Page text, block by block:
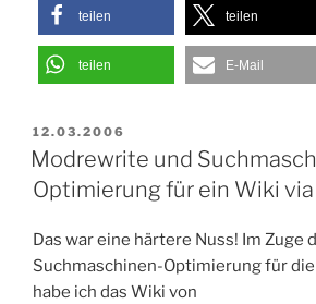
teilen teilen
teilen E-Mail
VERÖFFENTLICHT
AM
12.03.2006
Modrewrite und
Optimierung für ein Wiki
Das war eine härtere Nuss! Im Zuge
Suchmaschinen-Optimierung für die
habe ich das Wiki von